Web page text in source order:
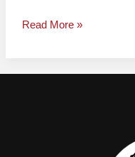
Read More »